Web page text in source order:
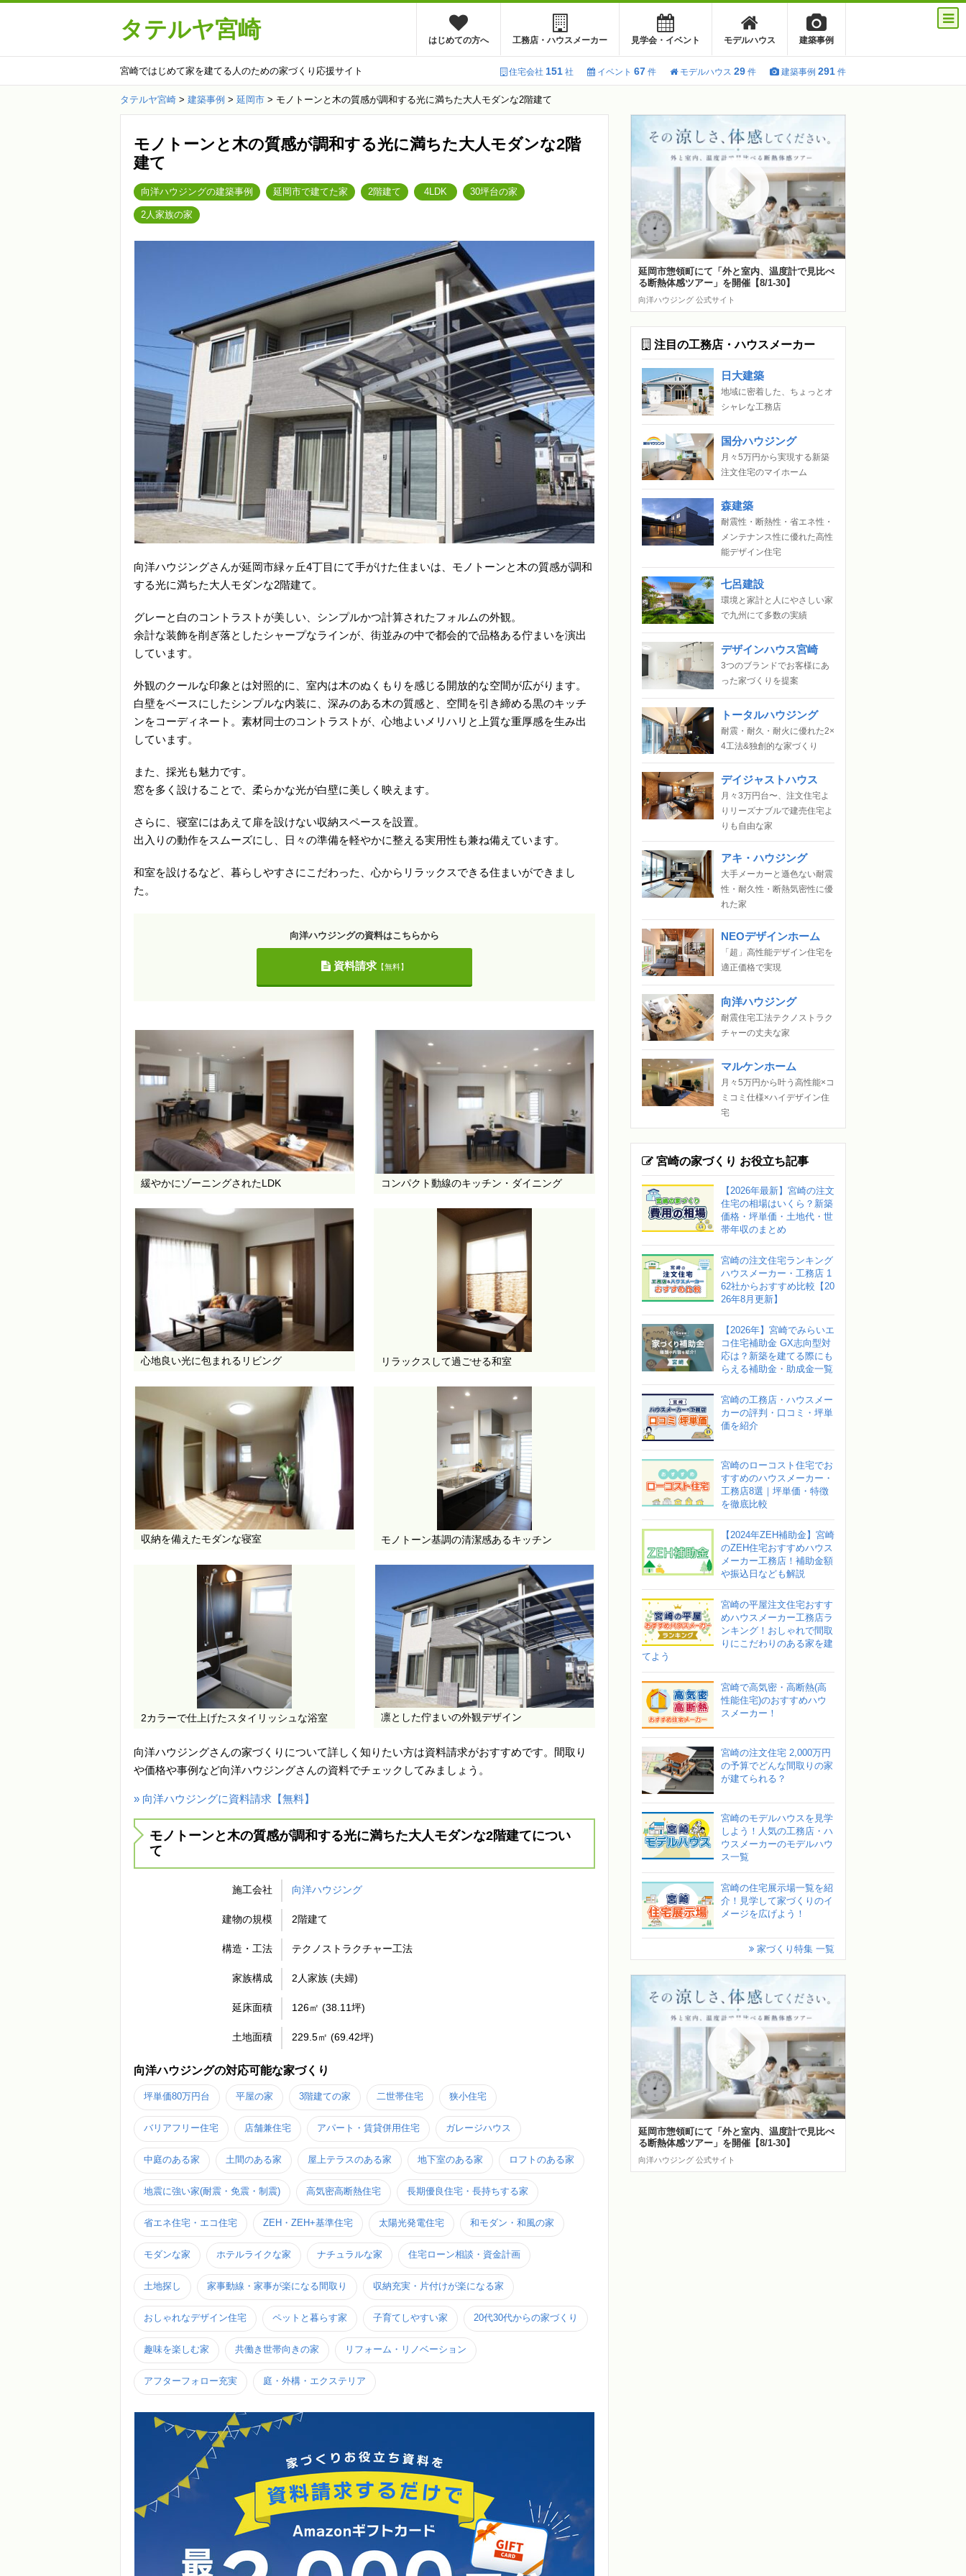
タテルヤ宮崎 はじめての方へ 工務店・ハウスメーカー 見学会・イベント モデルハウス 建築事例
宮崎ではじめて家を建てる人のための家づくり応援サイト 住宅会社 151 社 イベント 67 件 モデルハウス 29 件 建築事例 291 件
タテルヤ宮崎 > 建築事例 > 延岡市 > モノトーンと木の質感が調和する光に満ちた大人モダンな2階建て
モノトーンと木の質感が調和する光に満ちた大人モダンな2階
建て
向洋ハウジングの建築事例 延岡市で建てた家 2階建て 4LDK 30坪台の家
2人家族の家
向洋ハウジングさんが延岡市緑ヶ丘4丁目にて手がけた住まいは、モノトーンと木の質感が調和
する光に満ちた大人モダンな2階建て。
グレーと白のコントラストが美しい、シンプルかつ計算されたフォルムの外観。
余計な装飾を削ぎ落としたシャープなラインが、街並みの中で都会的で品格ある佇まいを演出
しています。
外観のクールな印象とは対照的に、室内は木のぬくもりを感じる開放的な空間が広がります。
白壁をベースにしたシンプルな内装に、深みのある木の質感と、空間を引き締める黒のキッチ
ンをコーディネート。素材同士のコントラストが、心地よいメリハリと上質な重厚感を生み出
しています。
また、採光も魅力です。
窓を多く設けることで、柔らかな光が白壁に美しく映えます。
さらに、寝室にはあえて扉を設けない収納スペースを設置。
出入りの動作をスムーズにし、日々の準備を軽やかに整える実用性も兼ね備えています。
和室を設けるなど、暮らしやすさにこだわった、心からリラックスできる住まいができまし
た。
向洋ハウジングの資料はこちらから
資料請求【無料】
緩やかにゾーニングされたLDK コンパクト動線のキッチン・ダイニング
心地良い光に包まれるリビング リラックスして過ごせる和室
収納を備えたモダンな寝室 モノトーン基調の清潔感あるキッチン
2カラーで仕上げたスタイリッシュな浴室 凛とした佇まいの外観デザイン
向洋ハウジングさんの家づくりについて詳しく知りたい方は資料請求がおすすめです。間取り
や価格や事例など向洋ハウジングさんの資料でチェックしてみましょう。
» 向洋ハウジングに資料請求【無料】
モノトーンと木の質感が調和する光に満ちた大人モダンな2階建てについ
て
施工会社 向洋ハウジング
建物の規模 2階建て
構造・工法 テクノストラクチャー工法
家族構成 2人家族 (夫婦)
延床面積 126㎡ (38.11坪)
土地面積 229.5㎡ (69.42坪)
向洋ハウジングの対応可能な家づくり
坪単価80万円台 平屋の家 3階建ての家 二世帯住宅 狭小住宅
バリアフリー住宅 店舗兼住宅 アパート・賃貸併用住宅 ガレージハウス
中庭のある家 土間のある家 屋上テラスのある家 地下室のある家 ロフトのある家
地震に強い家(耐震・免震・制震) 高気密高断熱住宅 長期優良住宅・長持ちする家
省エネ住宅・エコ住宅 ZEH・ZEH+基準住宅 太陽光発電住宅 和モダン・和風の家
モダンな家 ホテルライクな家 ナチュラルな家 住宅ローン相談・資金計画
土地探し 家事動線・家事が楽になる間取り 収納充実・片付けが楽になる家
おしゃれなデザイン住宅 ペットと暮らす家 子育てしやすい家 20代30代からの家づくり
趣味を楽しむ家 共働き世帯向きの家 リフォーム・リノベーション
アフターフォロー充実 庭・外構・エクステリア
延岡市惣領町にて「外と室内、温度計で見比べ
る断熱体感ツアー」を開催【8/1-30】
向洋ハウジング 公式サイト
注目の工務店・ハウスメーカー
日大建築
地域に密着した、ちょっとオ
シャレな工務店
国分ハウジング
月々5万円から実現する新築
注文住宅のマイホーム
森建築
耐震性・断熱性・省エネ性・
メンテナンス性に優れた高性
能デザイン住宅
七呂建設
環境と家計と人にやさしい家
で九州にて多数の実績
デザインハウス宮崎
3つのブランドでお客様にあ
った家づくりを提案
トータルハウジング
耐震・耐久・耐火に優れた2×
4工法&独創的な家づくり
デイジャストハウス
月々3万円台〜、注文住宅よ
りリーズナブルで建売住宅よ
りも自由な家
アキ・ハウジング
大手メーカーと遜色ない耐震
性・耐久性・断熱気密性に優
れた家
NEOデザインホーム
「超」高性能デザイン住宅を
適正価格で実現
向洋ハウジング
耐震住宅工法テクノストラク
チャーの丈夫な家
マルケンホーム
月々5万円から叶う高性能×コ
ミコミ仕様×ハイデザイン住
宅
宮崎の家づくり お役立ち記事
【2026年最新】宮崎の注文
住宅の相場はいくら？新築
価格・坪単価・土地代・世
帯年収のまとめ
宮崎の注文住宅ランキング
ハウスメーカー・工務店 1
62社からおすすめ比較【20
26年8月更新】
【2026年】宮崎でみらいエ
コ住宅補助金 GX志向型対
応は？新築を建てる際にも
らえる補助金・助成金一覧
宮崎の工務店・ハウスメー
カーの評判・口コミ・坪単
価を紹介
宮崎のローコスト住宅でお
すすめのハウスメーカー・
工務店8選｜坪単価・特徴
を徹底比較
【2024年ZEH補助金】宮崎
のZEH住宅おすすめハウス
メーカー工務店！補助金額
や振込日なども解説
宮崎の平屋注文住宅おすす
めハウスメーカー工務店ラ
ンキング！おしゃれで間取
りにこだわりのある家を建
てよう
宮崎で高気密・高断熱(高
性能住宅)のおすすめハウ
スメーカー！
宮崎の注文住宅 2,000万円
の予算でどんな間取りの家
が建てられる？
宮崎のモデルハウスを見学
しよう！人気の工務店・ハ
ウスメーカーのモデルハウ
ス一覧
宮崎の住宅展示場一覧を紹
介！見学して家づくりのイ
メージを広げよう！
家づくり特集 一覧
延岡市惣領町にて「外と室内、温度計で見比べ
る断熱体感ツアー」を開催【8/1-30】
向洋ハウジング 公式サイト